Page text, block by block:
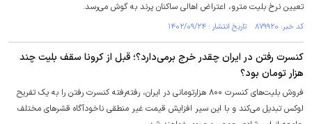
تعیین نرخ بلیت مترو، اعتراض اهالی ساکنان پرند به گوش می‌رسد.
کد خبر: ۸۷۹۹۲۰ تاریخ انتشار : ۱۴۰۲/۰۹/۲۴
کنسرت رفتن در ایران چقدر خرج برمی‌دارد؟؛ قبل از کرونا سقف بلیت چند
هزار تومان بود؟
فروش بلیت‌های کنسرت ۸۰۰ هزارتومانی در ایران، رفته‌رفته کنسرت رفتن را به یک تفریح
لوکس تبدیل می‌کند و با این سیر افزایش قیمت غیر منطقی ناخودآگاه قشرهای مختلف